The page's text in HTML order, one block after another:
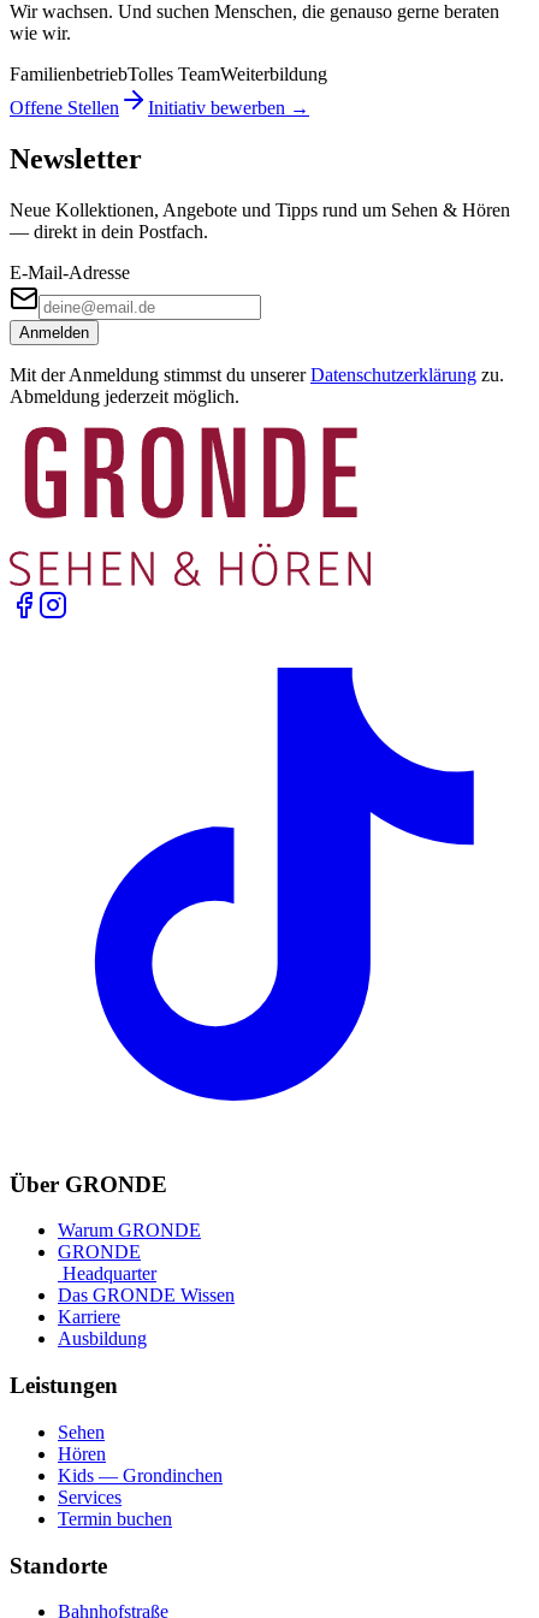
Wir wachsen. Und suchen Menschen, die genauso gerne beraten
wie wir.
FamilienbetriebTolles TeamWeiterbildung
Offene Stellen
Initiativ bewerben →
Newsletter
Neue Kollektionen, Angebote und Tipps rund um Sehen & Hören
— direkt in dein Postfach.
E-Mail-Adresse
Anmelden
Mit der Anmeldung stimmst du unserer Datenschutzerklärung zu.
Abmeldung jederzeit möglich.
Über GRONDE
Warum GRONDE
GRONDE
Headquarter
Das GRONDE Wissen
Karriere
Ausbildung
Leistungen
Sehen
Hören
Kids — Grondinchen
Services
Termin buchen
Standorte
Bahnhofstraße